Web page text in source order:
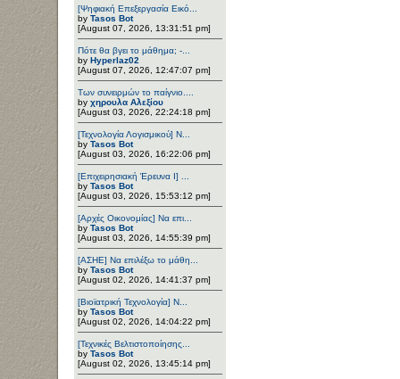
[Ψηφιακή Επεξεργασία Εικό...
by Tasos Bot
[August 07, 2026, 13:31:51 pm]
Πότε θα βγει το μάθημα; -...
by Hyperlaz02
[August 07, 2026, 12:47:07 pm]
Των συνειρμών το παίγνιο....
by χηρουλα Αλεξίου
[August 03, 2026, 22:24:18 pm]
[Τεχνολογία Λογισμικού] Ν...
by Tasos Bot
[August 03, 2026, 16:22:06 pm]
[Επιχειρησιακή Έρευνα Ι] ...
by Tasos Bot
[August 03, 2026, 15:53:12 pm]
[Αρχές Οικονομίας] Να επι...
by Tasos Bot
[August 03, 2026, 14:55:39 pm]
[ΑΣΗΕ] Να επιλέξω το μάθη...
by Tasos Bot
[August 02, 2026, 14:41:37 pm]
[Βιοϊατρική Τεχνολογία] Ν...
by Tasos Bot
[August 02, 2026, 14:04:22 pm]
[Τεχνικές Βελτιστοποίησης...
by Tasos Bot
[August 02, 2026, 13:45:14 pm]